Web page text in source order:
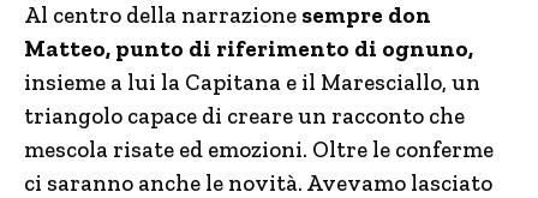
Al centro della narrazione sempre don
Matteo, punto di riferimento di ognuno,
insieme a lui la Capitana e il Maresciallo, un
triangolo capace di creare un racconto che
mescola risate ed emozioni. Oltre le conferme
ci saranno anche le novità. Avevamo lasciato